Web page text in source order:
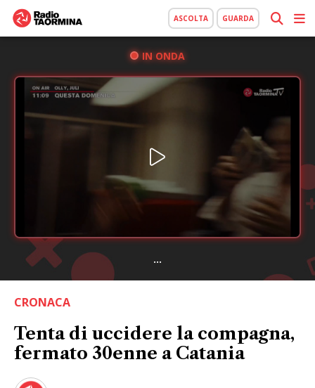
ASCOLTA GUARDA
IN ONDA
...
CRONACA
Tenta di uccidere la compagna,
fermato 30enne a Catania